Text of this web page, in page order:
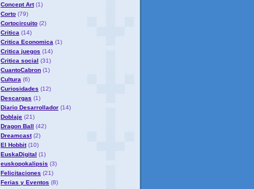
Concept Art (1)
Corto (79)
Cortocircuito (2)
Critica (14)
Critica Economica (1)
Critica juegos (14)
Critica social (31)
CuantoCabron (1)
Cultura (6)
Curiosidades (12)
Descargas (1)
Diario Desarrollador (14)
Doblaje (21)
Dragon Ball (42)
Dreamcast (2)
El Hobbit (10)
EuskaDigital (1)
euskopokalipsis (3)
Felicitaciones (21)
Ferias y Eventos (8)